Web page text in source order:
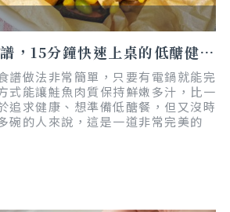
柚香紙包鮭魚食譜，15分鐘快速上桌的低醣健身餐｜電鍋懶人料理｜減脂友善
譜做法非常簡單，只要有電鍋就能完
式能讓鮭魚肉質保持鮮嫩多汁，比一
追求健康、想準備低醣餐，但又沒時
碗的人來說，這是一道非常完美的